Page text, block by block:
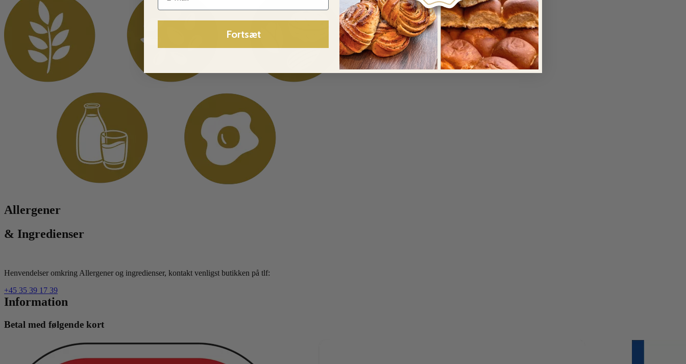
Allergener
& Ingredienser
Henvendelser omkring Allergener og ingredienser, kontakt venligst butikken på tlf:
+45 35 39 17 39
Information
Betal med følgende kort
Fortsæt